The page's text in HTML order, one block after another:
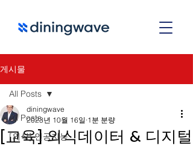
게시물
All Posts
[외식] 인공지능
All Posts
[교육] 외식데이터 & 디지털
diningwave
2023년 10월 16일 1분 분량